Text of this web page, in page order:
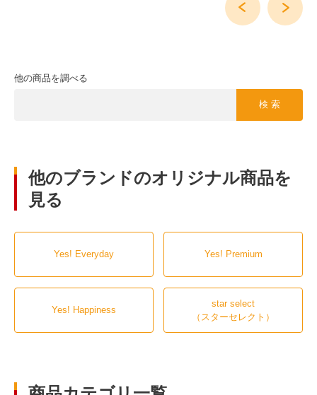
他の商品を調べる
検 索
他のブランドのオリジナル商品を
見る
Yes! Everyday Yes! Premium
Yes! Happiness
star select
（スターセレクト）